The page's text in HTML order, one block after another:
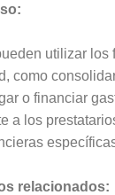
utilizar los
como
o financiar
a los
relacionados: